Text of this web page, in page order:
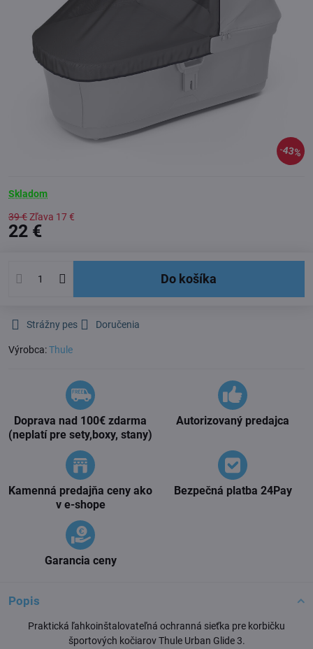
43%
Skladom
39 €Zľava 17 €
22 €
Do košíka
Strážny pes Doručenia
Výrobca:Thule
Doprava nad 100€ zdarma
(neplatí pre sety,boxy, stany)
Autorizovaný predajca
Kamenná predajňa ceny ako
v e-shope
Bezpečná platba 24Pay
Garancia ceny
Popis
Praktická ľahkoinštalovateľná ochranná sieťka pre korbičku
športových kočiarov Thule Urban Glide 3.